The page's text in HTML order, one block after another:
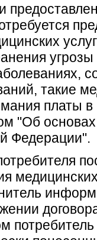
такие
платы в
"Об
Федерации".